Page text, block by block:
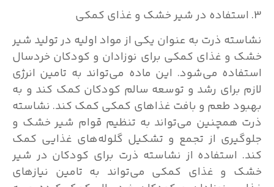
3. استفاده در شیر خشک و غذای کمکی
نشاسته ذرت به عنوان یکی از مواد اولیه در تولید شیر
خشک و غذای کمکی برای نوزادان و کودکان خردسال
استفاده می‌شود. این ماده می‌تواند به تامین انرژی
لازم برای رشد و توسعه سالم کودکان کمک کند و به
بهبود طعم و بافت غذاهای کمکی کمک کند. نشاسته
ذرت همچنین می‌تواند به تنظیم قوام شیر خشک و
جلوگیری از تجمع و تشکیل گلوله‌های غذایی کمک
کند. استفاده از نشاسته ذرت برای کودکان در شیر
خشک و غذای کمکی می‌تواند به تامین نیازهای